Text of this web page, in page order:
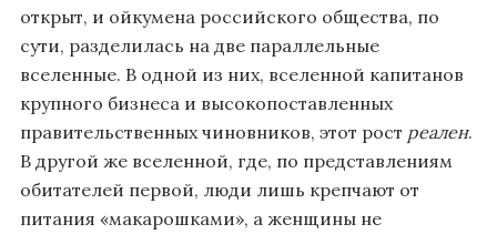
открыт, и ойкумена российского общества, по
сути, разделилась на две параллельные
вселенные. В одной из них, вселенной капитанов
крупного бизнеса и высокопоставленных
правительственных чиновников, этот рост реален.
В другой же вселенной, где, по представлениям
обитателей первой, люди лишь крепчают от
питания «макарошками», а женщины не